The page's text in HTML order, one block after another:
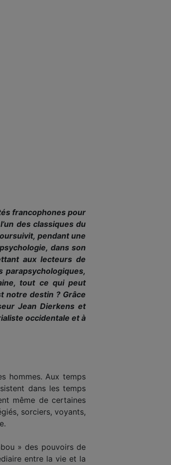
francophones pour
des classiques du
pendant une
dans son
aux lecteurs de
tout ce qui peut
notre destin ? Grâce
Jean Dierkens et
occidentale et à
hommes. Aux temps
dans les temps
même de certaines
sorciers, voyants,
» des pouvoirs de
entre la vie et la